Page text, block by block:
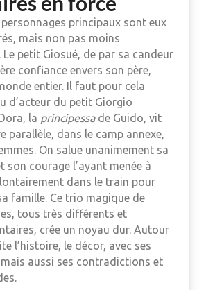
principaux sont eux
mais non pas moins
petit Giosué, de par sa candeur
confiance envers son père,
entier. Il faut pour cela
d’acteur du petit Giorgio
la principessade Guido, vit
parallèle, dans le camp annexe,
On salue unanimement sa
son courage l’ayant menée à
dans le train pour
famille. Ce trio magique de
tous très différents et
crée un noyau dur. Autour
l’histoire, le décor, avec ses
aussi ses contradictions et